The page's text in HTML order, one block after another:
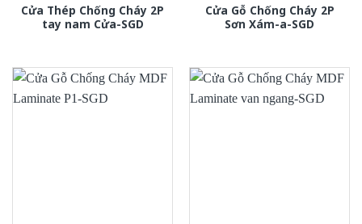
Cửa Thép Chống Cháy 2P
tay nam Cửa-SGD
Cửa Gỗ Chống Cháy 2P
Sơn Xám-a-SGD